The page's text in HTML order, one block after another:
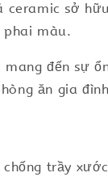
sở
phai màu.
đến sự
ăn gia
trầy